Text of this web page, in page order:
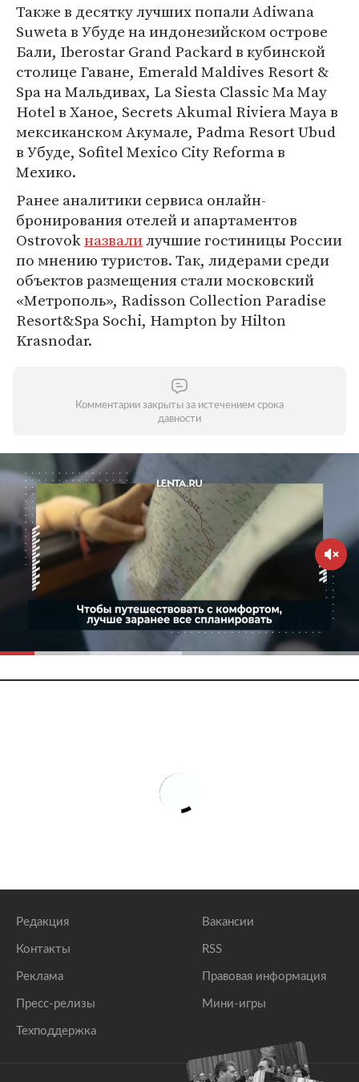
Также в десятку лучших попали Adiwana
Suweta в Убуде на индонезийском острове
Бали, Iberostar Grand Packard в кубинской
столице Гаване, Emerald Maldives Resort &
Spa на Мальдивах, La Siesta Classic Ma May
Hotel в Ханое, Secrets Akumal Riviera Maya в
мексиканском Акумале, Padma Resort Ubud
в Убуде, Sofitel Mexico City Reforma в
Мехико.
Ранее аналитики сервиса онлайн-
бронирования отелей и апартаментов
Ostrovokназвалилучшие гостиницы России
по мнению туристов. Так, лидерами среди
объектов размещения стали московский
«Метрополь», Radisson Collection Paradise
Resort&Spa Sochi, Hampton by Hilton
Krasnodar.
Комментарии закрыты за истечением срока
давности
Редакция
Контакты
Реклама
Пресс-релизы
Техподдержка
Вакансии
RSS
Правовая информация
Мини-игры